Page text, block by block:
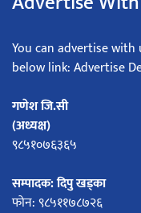
You can advertise
below link: Advertise
गणेश जि.सी
(अध्यक्ष)
९८५१०७६३६५
सम्पादक: दिपु खड्का
फोन: ९८५११७८७२६